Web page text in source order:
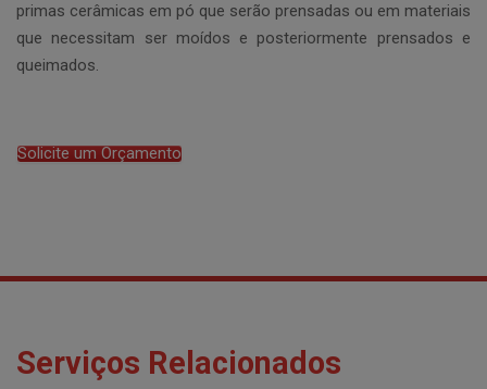
primas cerâmicas em pó que serão prensadas ou em materiais
que necessitam ser moídos e posteriormente prensados e
queimados.
Solicite um Orçamento
Serviços Relacionados